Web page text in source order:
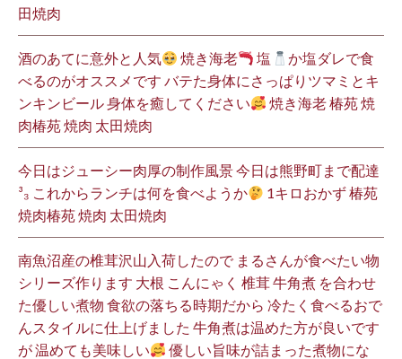
田焼肉
酒のあてに意外と人気 焼き海老 塩
か塩ダレで食
べるのがオススメです バテた身体にさっぱりツマミとキ
ンキンビール 身体を癒してください
焼き海老 椿苑 焼
肉椿苑 焼肉 太田焼肉
今日はジューシー肉厚の制作風景 今日は熊野町まで配達
³₃ これからランチは何を食べようか
1キロおかず 椿苑
焼肉椿苑 焼肉 太田焼肉
南魚沼産の椎茸沢山入荷したので まるさんが食べたい物
シリーズ作ります 大根 こんにゃく 椎茸 牛角煮 を合わせ
た優しい煮物 食欲の落ちる時期だから 冷たく食べるおで
んスタイルに仕上げました 牛角煮は温めた方が良いです
が 温めても美味しい
優しい旨味が詰まった煮物にな